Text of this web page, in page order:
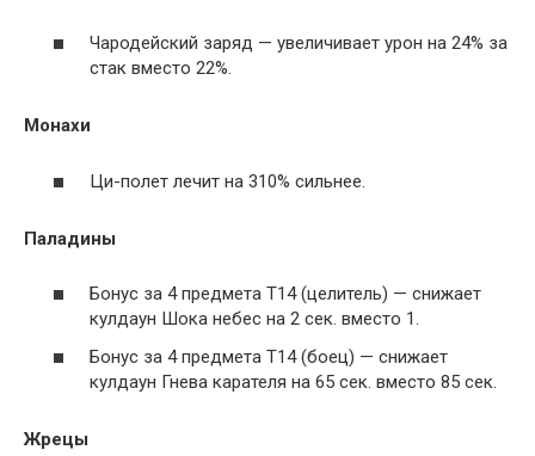
Чародейский заряд — увеличивает урон на 24% за
стак вместо 22%.
Монахи
Ци-полет лечит на 310% сильнее.
Паладины
Бонус за 4 предмета Т14 (целитель) — снижает
кулдаун Шока небес на 2 сек. вместо 1.
Бонус за 4 предмета Т14 (боец) — снижает
кулдаун Гнева карателя на 65 сек. вместо 85 сек.
Жрецы